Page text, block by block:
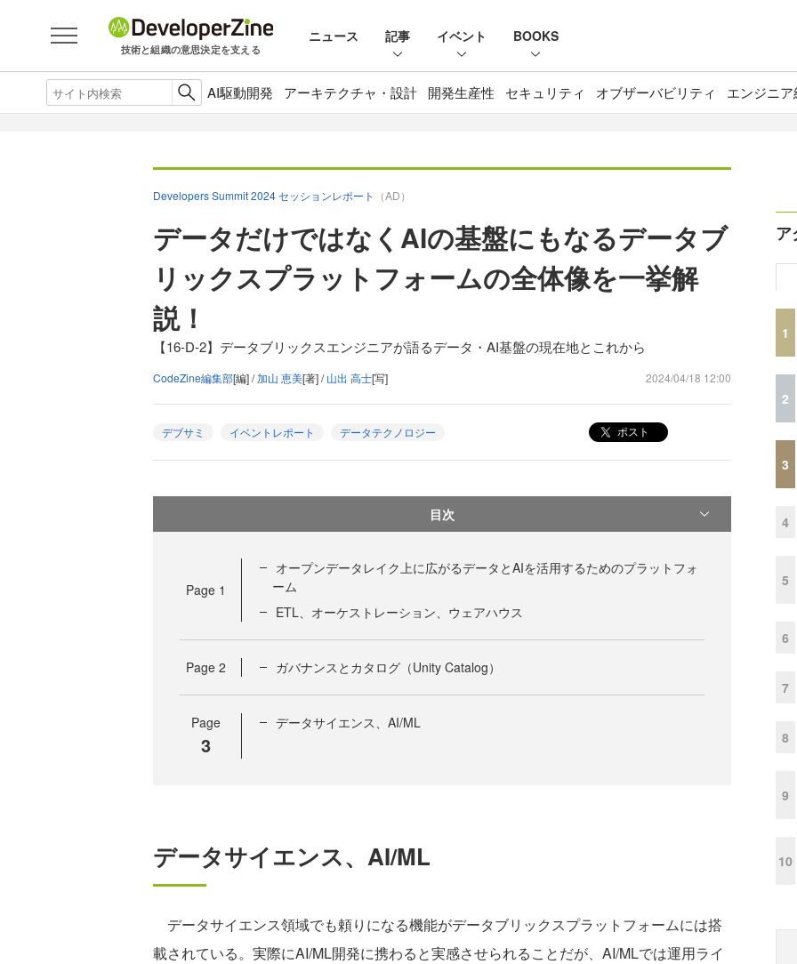
技術と組織の意思決定を支える
ニュース 記事 イベント BOOKS
AI駆動開発 アーキテクチャ・設計 開発生産性 セキュリティ オブザーバビリティ エンジニ
Developers Summit 2024 セッションレポート （AD）
データだけではなくAIの基盤にもなるデータブ
リックスプラットフォームの全体像を一挙解
説！
【16-D-2】データブリックスエンジニアが語るデータ・AI基盤の現在地とこれから
CodeZine編集部[編] /加山 恵美[著] /山出 高士[写] 2024/04/18 12:00
デブサミ イベントレポート データテクノロジー ポスト
目次
Page 1
オープンデータレイク上に広がるデータとAIを活用するためのプラットフォ
ーム
ETL、オーケストレーション、ウェアハウス
Page 2 ガバナンスとカタログ（Unity Catalog）
Page
3
データサイエンス、AI/ML
データサイエンス、AI/ML
データサイエンス領域でも頼りになる機能がデータブリックスプラットフォームには搭
載されている。実際にAI/ML開発に携わると実感させられることだが、AI/MLでは運用ライ
ア
1
2
3
4
5
6
7
8
9
10